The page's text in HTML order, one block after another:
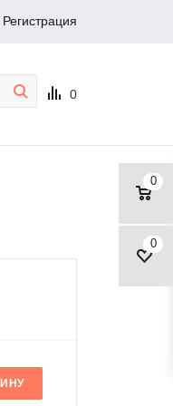
Регистрация
0
0
0